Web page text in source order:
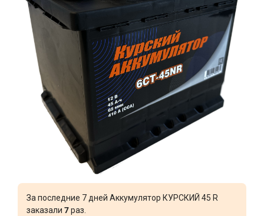
За последние 7 дней Аккумулятор КУРСКИЙ 45 R
заказали 7раз.